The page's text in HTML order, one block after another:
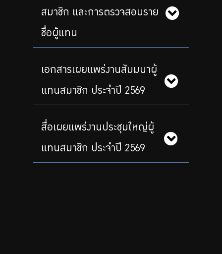
สมาชิก และการตรวจสอบราย
ชื่อผู้แทน
เอกสารเผยแพร่งานสัมมนาผู้
แทนสมาชิก ประจำปี 2569
สื่อเผยแพร่งานประชุมใหญ่ผู้
แทนสมาชิก ประจำปี 2569